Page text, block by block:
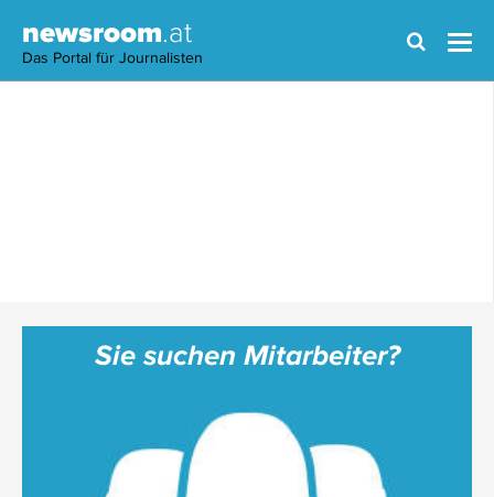
newsroom.at
Das Portal für Journalisten
Sie suchen Mitarbeiter?